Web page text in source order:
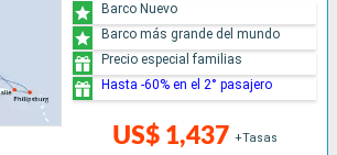
US$ 1,437 +Tasas
Barco Nuevo
Barco más grande del mundo
Precio especial familias
Hasta -60% en el 2° pasajero